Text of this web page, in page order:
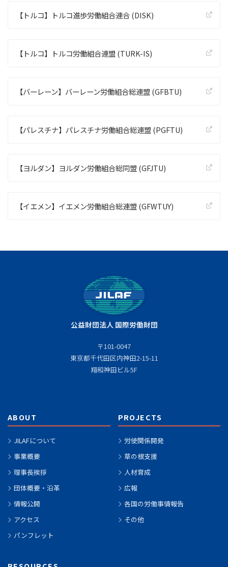
【トルコ】トルコ進歩労働組合連合 (DISK)
【トルコ】トルコ労働組合連盟 (TURK-IS)
【バーレーン】バーレーン労働組合総連盟 (GFBTU)
【パレスチナ】パレスチナ労働組合総連盟 (PGFTU)
【ヨルダン】ヨルダン労働組合総同盟 (GFJTU)
【イエメン】イエメン労働組合総連盟 (GFWTUY)
公益財団法人 国際労働財団
〒101-0047
東京都千代田区内神田2-15-11
翔和神田ビル5F
ABOUT
JILAFについて
事業概要
理事長挨拶
団体概要・沿革
情報公開
アクセス
パンフレット
PROJECTS
労使関係開発
草の根支援
人材育成
広報
各国の労働事情報告
その他